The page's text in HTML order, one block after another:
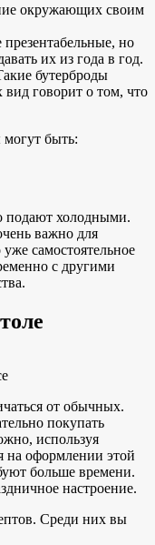
окружающих своим
но
их из года в год.
бутерброды
говорит о том, что
могут быть:
подают холодными.
важно для
самостоятельное
с другими
от обычных.
покупать
используя
на оформлении этой
больше времени.
настроение.
Среди них вы